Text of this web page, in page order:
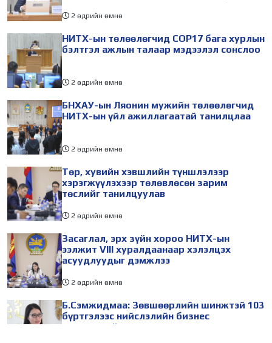
2 өдрийн өмнө
НИТХ-ын төлөөлөгчид COP17 бага хурлын
бэлтгэл ажлын талаар мэдээлэл сонслоо
2 өдрийн өмнө
БНХАУ-ын Ляонин мужийн төлөөлөгчид
НИТХ-ын үйл ажиллагаатай танилцлаа
2 өдрийн өмнө
Төр, хувийн хэвшлийн түншлэлээр
хэрэгжүүлэхээр төлөвлөсөн зарим
төслийг танилцуулав
2 өдрийн өмнө
Засаглал, эрх зүйн хороо НИТХ-ын
ээлжит VIII хуралдаанаар хэлэлцэх
асуудлуудыг дэмжлээ
2 өдрийн өмнө
Б.Сэмжидмаа: Зөвшөөрлийн шинжтэй 103
бүртгэлээс нийслэлийн бизнес
эрхлэгчдийг чөлөөллөө